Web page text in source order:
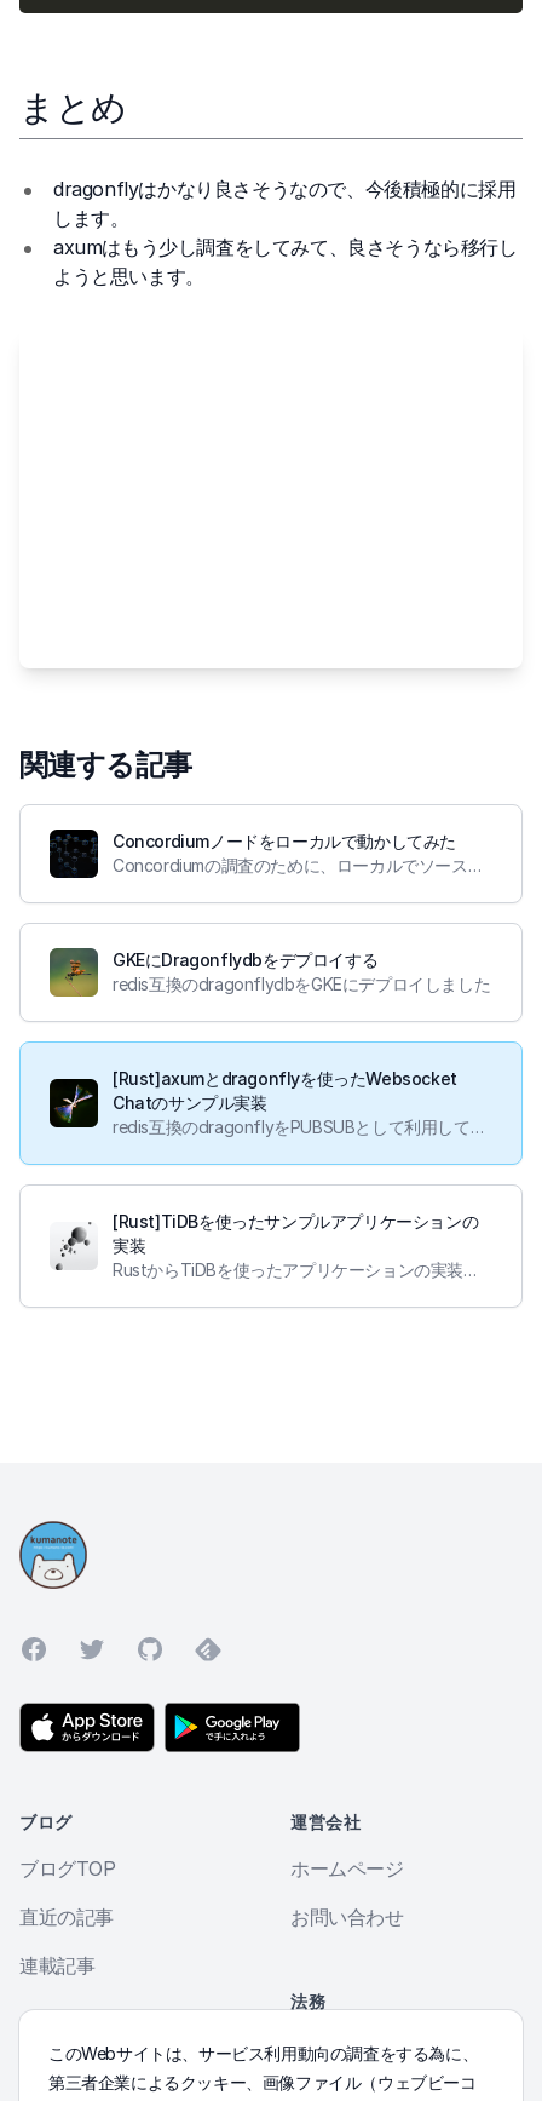
まとめ
dragonflyはかなり良さそうなので、今後積極的に採用
します。
axumはもう少し調査をしてみて、良さそうなら移行し
ようと思います。
関連する記事
Concordiumノードをローカルで動かしてみた
Concordiumの調査のために、ローカルでソースコードをビルドしてノードを動かしてみました
GKEにDragonflydbをデプロイする
redis互換のdragonflydbをGKEにデプロイしました
[Rust]axumとdragonflyを使ったWebsocket
Chatのサンプル実装
redis互換のdragonflyをPUBSUBとして利用して、Websocket Chatアプリのサンプル実装を行いました。
[Rust]TiDBを使ったサンプルアプリケーションの
実装
RustからTiDBを使ったアプリケーションの実装を行いました。
FacebookTwitterGitHubFeedly
ブログ
ブログTOP
直近の記事
連載記事
その他
運営会社
ホームページ
お問い合わせ
法務
個人情報保護方針
このWebサイトは、サービス利用動向の調査をする為に、
第三者企業によるクッキー、画像ファイル（ウェブビーコ